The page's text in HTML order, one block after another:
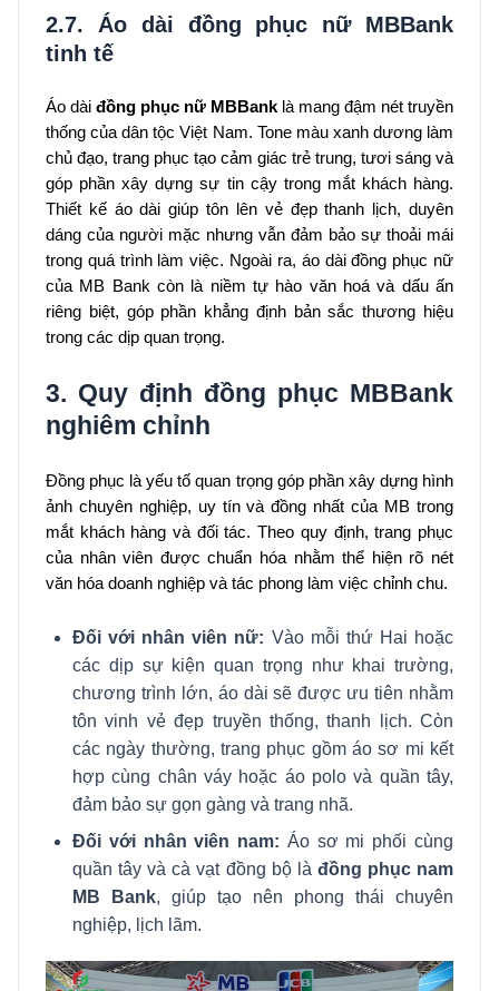
2.7. Áo dài đồng phục nữ MBBank
tinh tế
Áo dài đồng phục nữ MBBanklà mang đậm nét truyền
thống của dân tộc Việt Nam. Tone màu xanh dương làm
chủ đạo, trang phục tạo cảm giác trẻ trung, tươi sáng và
góp phần xây dựng sự tin cậy trong mắt khách hàng.
Thiết kế áo dài giúp tôn lên vẻ đẹp thanh lịch, duyên
dáng của người mặc nhưng vẫn đảm bảo sự thoải mái
trong quá trình làm việc. Ngoài ra, áo dài đồng phục nữ
của MB Bank còn là niềm tự hào văn hoá và dấu ấn
riêng biệt, góp phần khẳng định bản sắc thương hiệu
trong các dịp quan trọng.
3. Quy định đồng phục MBBank
nghiêm chỉnh
Đồng phục là yếu tố quan trọng góp phần xây dựng hình
ảnh chuyên nghiệp, uy tín và đồng nhất của MB trong
mắt khách hàng và đối tác. Theo quy định, trang phục
của nhân viên được chuẩn hóa nhằm thể hiện rõ nét
văn hóa doanh nghiệp và tác phong làm việc chỉnh chu.
Đối với nhân viên nữ: Vào mỗi thứ Hai hoặc
các dịp sự kiện quan trọng như khai trường,
chương trình lớn, áo dài sẽ được ưu tiên nhằm
tôn vinh vẻ đẹp truyền thống, thanh lịch. Còn
các ngày thường, trang phục gồm áo sơ mi kết
hợp cùng chân váy hoặc áo polo và quần tây,
đảm bảo sự gọn gàng và trang nhã.
Đối với nhân viên nam: Áo sơ mi phối cùng
quần tây và cà vạt đồng bộ là đồng phục nam
MB Bank, giúp tạo nên phong thái chuyên
nghiệp, lịch lãm.